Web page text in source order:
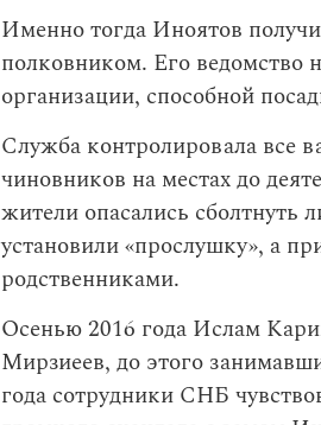
Именно тогда Иноятов
полковником. Его ведомство
организации, способной
Служба контролировала все
чиновников на местах до
жители опасались сболтнуть
установили «прослушку», а
родственниками.
Осенью 2016 года Ислам
Мирзиеев, до этого
года сотрудники СНБ